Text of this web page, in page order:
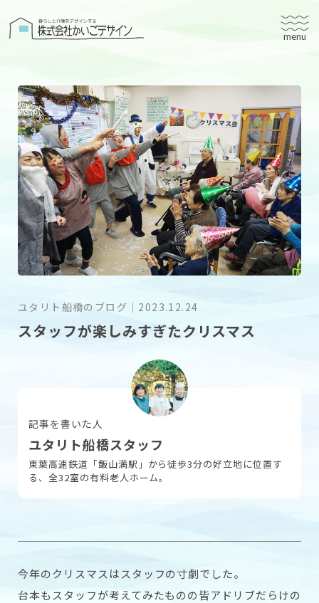
株式会社かいごデザイン
有料老人ホームユタリト
ユタリト船橋
ユタリト市川
デイサービスネスト実籾
建築設計
ブログ
採用情報
ユタリト船橋のブログ ｜ 2023.12.24
スタッフが楽しみすぎたクリスマス
記事を書いた人
ユタリト船橋スタッフ
東葉高速鉄道「飯山満駅」から徒歩3分の好立地に位置す
る、全32室の有料老人ホーム。
今年のクリスマスはスタッフの寸劇でした。
台本もスタッフが考えてみたものの皆アドリブだらけの